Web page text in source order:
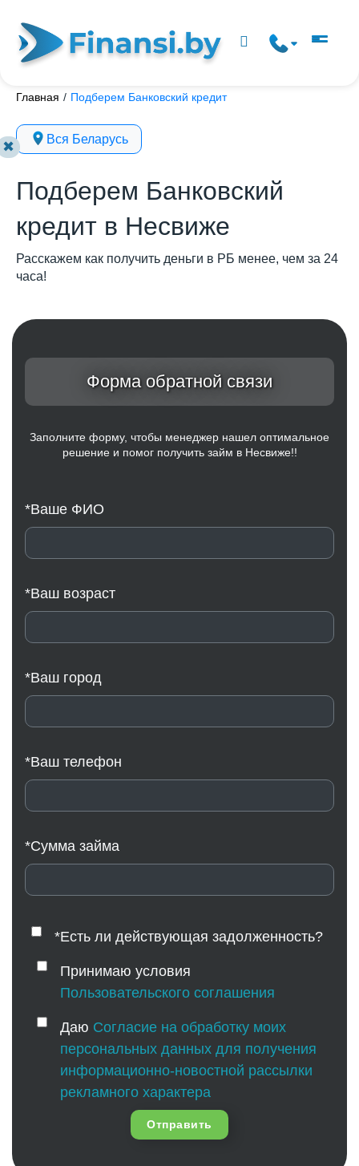
✖
Главная / Подберем Банковский кредит
Вся Беларусь
Подберем Банковский
кредит в Несвиже
Расскажем как получить деньги в РБ менее, чем за 24
часа!
Форма обратной связи
Заполните форму, чтобы менеджер нашел оптимальное
решение и помог получить займ в Несвиже!!
*Ваше ФИО
*Ваш возраст
*Ваш город
*Ваш телефон
*Сумма займа
*Есть ли действующая задолженность?
Принимаю условия
Пользовательского соглашения
Даю Согласие на обработку моих
персональных данных для получения
информационно-новостной рассылки
рекламного характера
Отправить